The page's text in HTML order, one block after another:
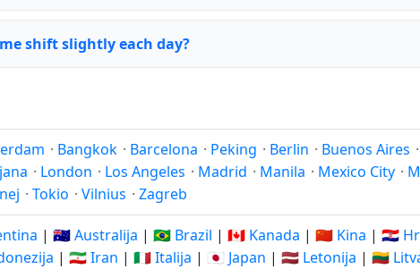
shift slightly each day?
· Bangkok · Barcelona · Peking · Berlin · Buenos Aires
· London · Los Angeles · Madrid · Manila · Mexico City ·
· Tokio · Vilnius · Zagreb
| 🇦🇺 Australija | 🇧🇷 Brazil | 🇨🇦 Kanada | 🇨🇳 Kina | 🇭🇷
| 🇮🇷 Iran | 🇮🇹 Italija | 🇯🇵 Japan | 🇱🇻 Letonija | 🇱🇹